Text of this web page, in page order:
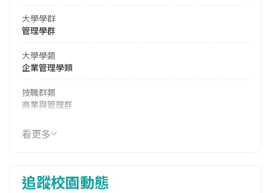
大學學群
管理學群
大學學類
企業管理學類
技職群類
商業與管理群
114年學費
38,050 元/學期
8,380 元/學期
看更多
追蹤校園動態